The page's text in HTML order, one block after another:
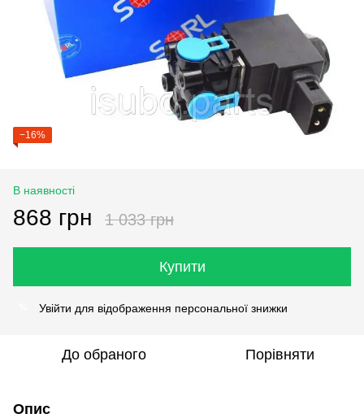
−16%
В наявності
868 грн 1 033 грн
Купити
Увійти для відображення персональної знижки
До обраного Порівняти
Опис